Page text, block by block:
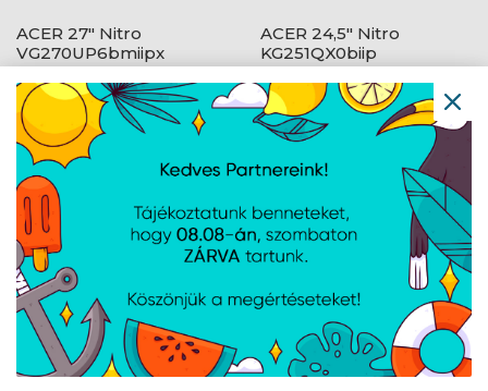
ACER 27" Nitro
VG270UP6bmiipx
ZeroFrame QHD 144Hz
IPS fekete monitor
ACER 24,5" Nitro
KG251QX0biip
ZeroFrame FHD 200Hz
VA fekete monitor
ACER 24,5" EK251QP6bi
ZeroFrame FHD 144Hz
ACER 27" Nitro
XV270P6bipr